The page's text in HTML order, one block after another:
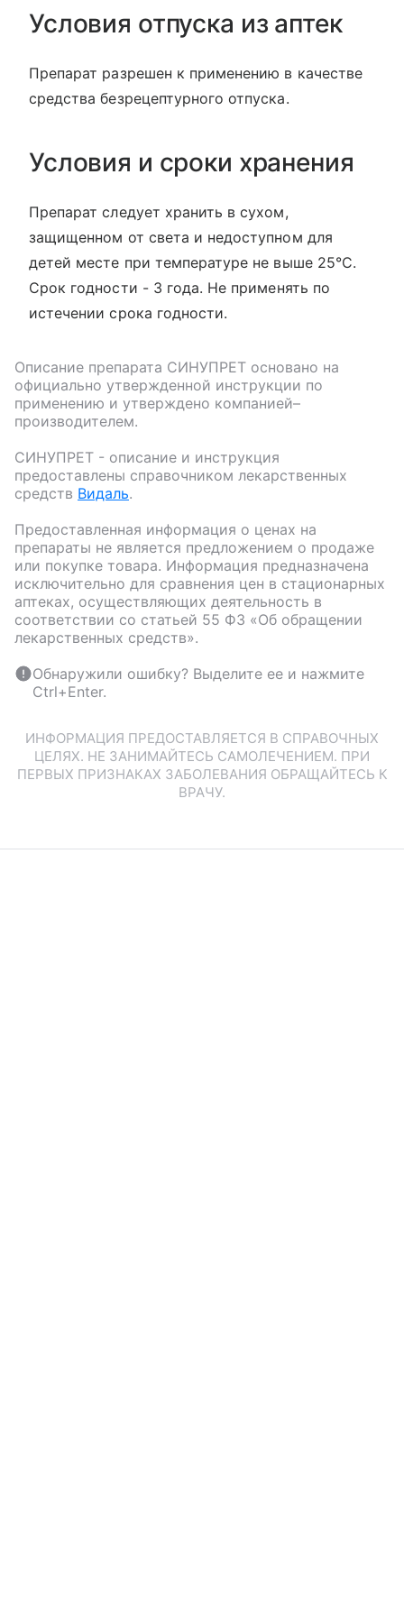
Условия отпуска из аптек
Препарат разрешен к применению в качестве
средства безрецептурного отпуска.
Условия и сроки хранения
Препарат следует хранить в сухом,
защищенном от света и недоступном для
детей месте при температуре не выше 25°C.
Срок годности - 3 года. Не применять по
истечении срока годности.
Описание препарата СИНУПРЕТ основано на
официально утвержденной инструкции по
применению и утверждено компанией–
производителем.
СИНУПРЕТ - описание и инструкция
предоставлены справочником лекарственных
средств Видаль.
Предоставленная информация о ценах на
препараты не является предложением о продаже
или покупке товара. Информация предназначена
исключительно для сравнения цен в стационарных
аптеках, осуществляющих деятельность в
соответствии со статьей 55 ФЗ «Об обращении
лекарственных средств».
Обнаружили ошибку? Выделите ее и нажмите
Ctrl+Enter.
ИНФОРМАЦИЯ ПРЕДОСТАВЛЯЕТСЯ В СПРАВОЧНЫХ
ЦЕЛЯХ. НЕ ЗАНИМАЙТЕСЬ САМОЛЕЧЕНИЕМ. ПРИ
ПЕРВЫХ ПРИЗНАКАХ ЗАБОЛЕВАНИЯ ОБРАЩАЙТЕСЬ К
ВРАЧУ.